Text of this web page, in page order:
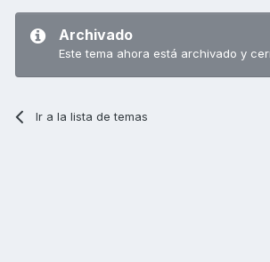
Archivado
Este tema ahora está archivado y
Ir a la lista de temas